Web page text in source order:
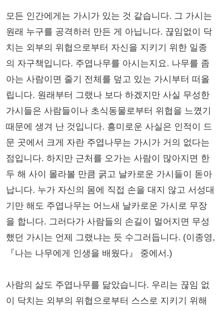
모든 인간에게는 가시가 있는 것 같습니다. 그 가시는
원래 누구를 공격하러 만든 게 아닙니다. 끊임없이 닥
치는 외부의 위협으로부터 자신을 지키기 위한 일종
의 자구책입니다. 주엽나무를 아시는지요. 나무를 좀
아는 사람이면 줄기 전체를 덮고 있는 가시부터 떠올
립니다. 원래부터 그랬나 보다 하겠지만 사실 무성한
가시들은 사람들이나 초식동물로부터 위협을 느꼈기
때문에 생겨 난 것입니다. 흥미로운 사실은 인적이 드
문 곳에서 크게 자란 주엽나무는 가시가 거의 없다는
점입니다. 하지만 근처를 오가는 사람이 많아지면 한
두 해 사이 몰라볼 만큼 굵고 날카로운 가시들이 돋아
납니다. 누가 자신의 몸에 직접 손을 대지 않고 서성대
기만 해도 주엽나무는 어느새 날카로운 가시로 무장
을 합니다. 그러다가 사람들의 손길이 멀어지면 무성
했던 가시는 언제 그랬냐는 듯 수그러듭니다. (이종영,
『나는 나무에게 인생을 배웠다』 중에서.)
사람의 삶도 주엽나무를 닮았습니다. 우리는 끊임 없
이 닥치는 외부의 위협으로부터 스스로 지키기 위해